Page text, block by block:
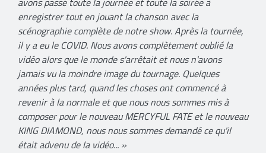
enregistrer tout en jouant la chanson avec la
scénographie complète de notre show. Après la tournée,
il y a eu le COVID. Nous avons complètement oublié la
vidéo alors que le monde s'arrêtait et nous n'avons
jamais vu la moindre image du tournage. Quelques
années plus tard, quand les choses ont commencé à
revenir à la normale et que nous nous sommes mis à
composer pour le nouveau MERCYFUL FATE et le nouveau
KING DIAMOND, nous nous sommes demandé ce qu'il
était advenu de la vidéo... »